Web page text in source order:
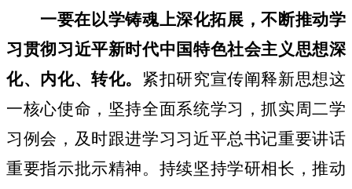
一要在以学铸魂上深化拓展，不断推动学
习贯彻习近平新时代中国特色社会主义思想深
化、内化、转化。 紧扣研究宣传阐释新思想这
一核心使命，坚持全面系统学习，抓实周二学
习例会，及时跟进学习习近平总书记重要讲话
重要指示批示精神。持续坚持学研相长，推动